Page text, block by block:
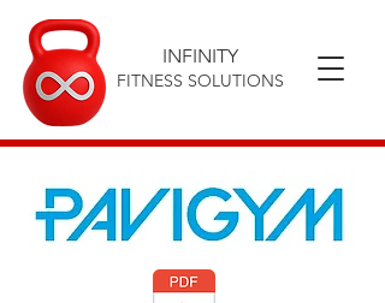
INFINITY
FITNESS SOLUTIONS